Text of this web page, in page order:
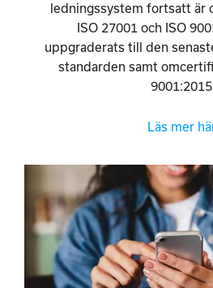
ledningssystem fortsatt är
ISO 27001 och ISO
uppgraderats till den
standarden samt
9001:2015
Läs mer